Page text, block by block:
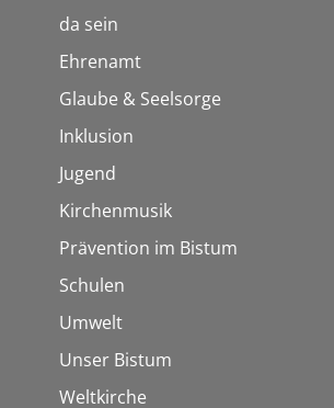
da sein
Ehrenamt
Glaube & Seelsorge
Inklusion
Jugend
Kirchenmusik
Prävention im Bistum
Schulen
Umwelt
Unser Bistum
Weltkirche